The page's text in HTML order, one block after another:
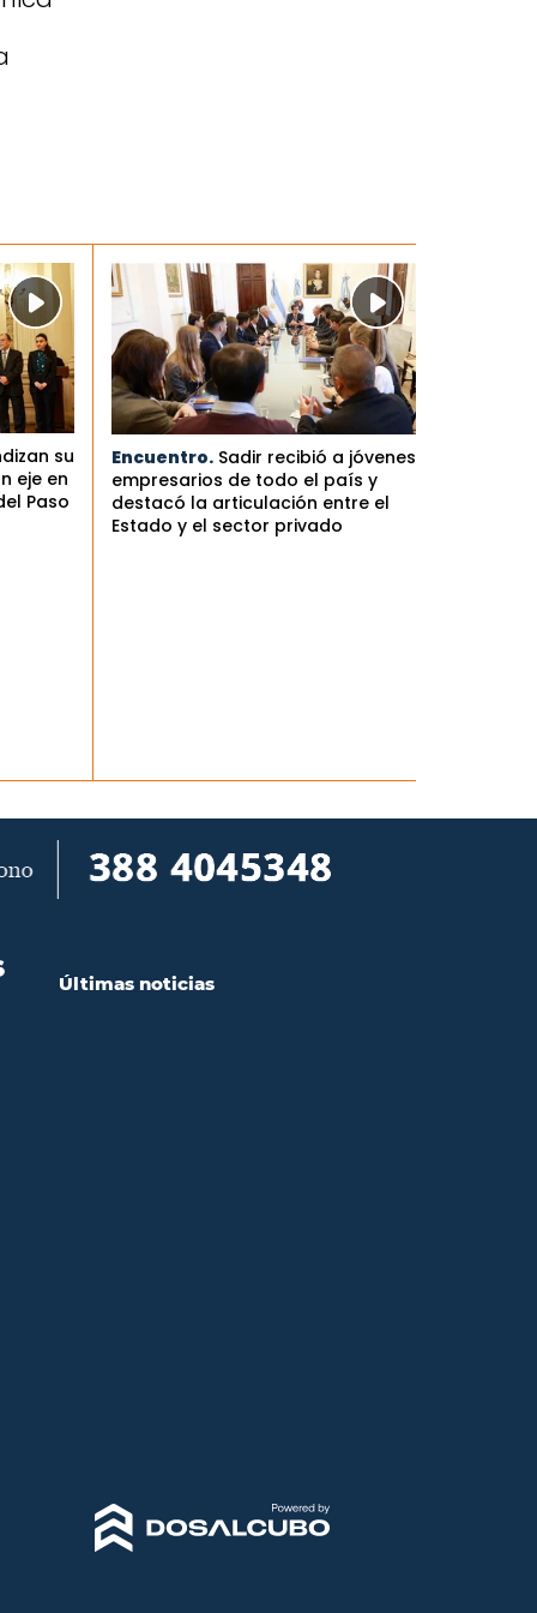
su
eje en
Paso
Encuentro. Sadir recibió a jóvenes
empresarios de todo el país y
destacó la articulación entre el
Estado y el sector privado
Últimas noticias